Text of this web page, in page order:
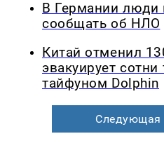
В Германии люди
сообщать об НЛО
Китай отменил
эвакуирует
тайфуном Dolphin
Следующая